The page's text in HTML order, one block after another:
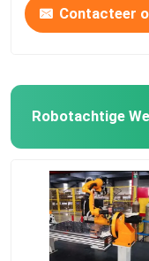
Robotdelen
Industriële
Gebruikt
Contacteer
Robotachtige